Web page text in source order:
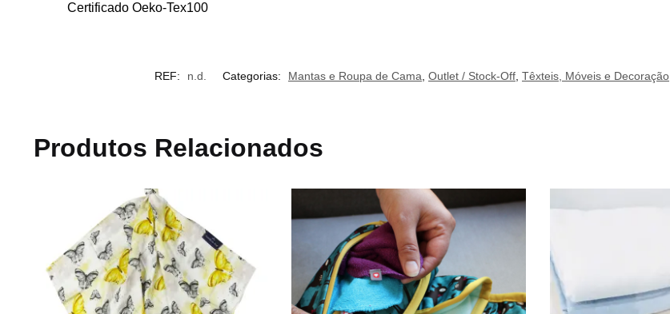
Certificado Oeko-Tex100
REF: n.d. Categorias: Mantas e Roupa de Cama Outlet / Stock-Off Têxteis, Móveis e Decoração
Produtos Relacionados